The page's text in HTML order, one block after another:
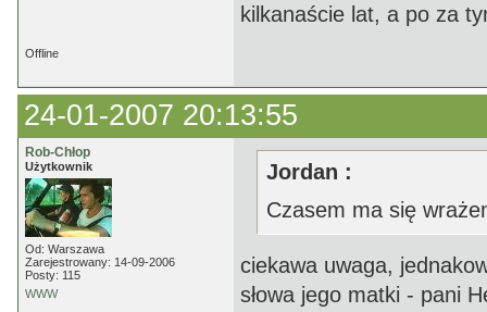
kilkanaście lat, a po za
Offline
24-01-2007 20:13:55
Rob-Chłop
Użytkownik
Od: Warszawa
Zarejestrowany: 14-09-2006
Posty: 115
WWW
Jordan :
Czasem ma się
ciekawa uwaga,
słowa jego matki - pani